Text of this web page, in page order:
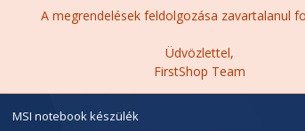
A megrendelések feldolgozása zavartalanul
Üdvözlettel,
FirstShop Team
MSI notebook készülék